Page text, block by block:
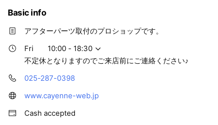
Basic info
アフターパーツ取付のプロショップです。
Fri
10:00 - 18:30
不定休となりますのでご来店前にご連絡ください♪
025-287-0398
www.cayenne-web.jp
Cash accepted